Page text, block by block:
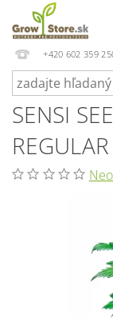
+420 602 359
SENSI